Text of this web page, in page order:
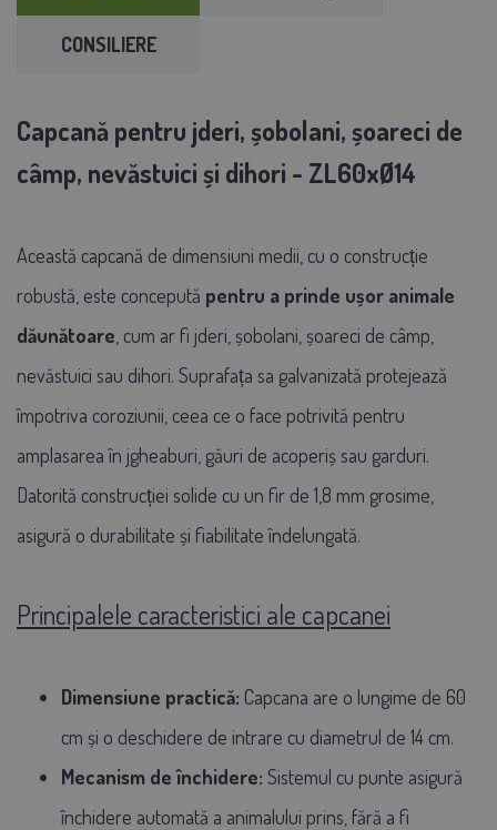
CONSILIERE
Capcană pentru jderi, șobolani, șoareci de
câmp, nevăstuici și dihori - ZL60xØ14
Această capcană de dimensiuni medii, cu o construcție
robustă, este concepută pentru a prinde ușor animale
dăunătoare , cum ar fi jderi, șobolani, șoareci de câmp,
nevăstuici sau dihori. Suprafața sa galvanizată protejează
împotriva coroziunii, ceea ce o face potrivită pentru
amplasarea în jgheaburi, găuri de acoperiș sau garduri.
Datorită construcției solide cu un fir de 1,8 mm grosime,
asigură o durabilitate și fiabilitate îndelungată.
Principalele caracteristici ale capcanei
Dimensiune practică: Capcana are o lungime de 60
cm și o deschidere de intrare cu diametrul de 14 cm.
Mecanism de închidere: Sistemul cu punte asigură
închidere automată a animalului prins, fără a fi